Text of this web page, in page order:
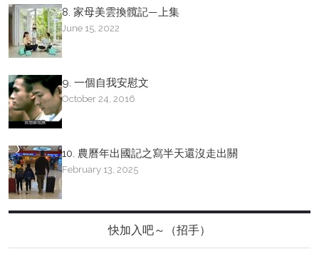
8. 家母美雲換髖記—上集
June 15, 2022
9. 一個自我安慰文
October 24, 2016
10. 農曆年出國記之寫半天還沒走出關
February 13, 2025
快加入吧～（招手）